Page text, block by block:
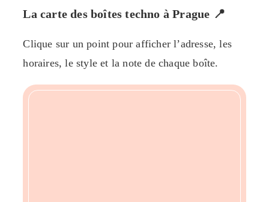
La carte des boîtes techno à Prague 📍
Clique sur un point pour afficher l’adresse, les
horaires, le style et la note de chaque boîte.